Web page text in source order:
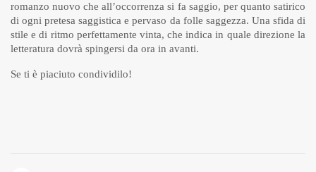
romanzo nuovo che all’occorrenza si fa saggio, per quanto satirico
di ogni pretesa saggistica e pervaso da folle saggezza. Una sfida di
stile e di ritmo perfettamente vinta, che indica in quale direzione la
letteratura dovrà spingersi da ora in avanti.
Se ti è piaciuto condividilo!